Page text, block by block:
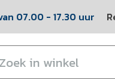
07.00 - 17.30 uur